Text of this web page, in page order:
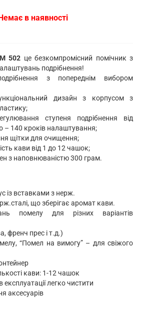
Немає в наявності
502 це безкомпромісний помічник з
подрібнення!
з попереднім вибором
дизайн з корпусом з
ступеня подрібнення від
– 140 кроків налаштування;
щітки для очищення;
кави від 1 до 12 чашок;
з наповнюваністю 300 грам.
із вставками з нерж.
що зберігає аромат кави.
помелу для різних варіантів
френч прес і т.д.)
“Помел на вимогу” – для свіжого
кави: 1-12 чашок
експлуатації легко чистити
аксесуарів